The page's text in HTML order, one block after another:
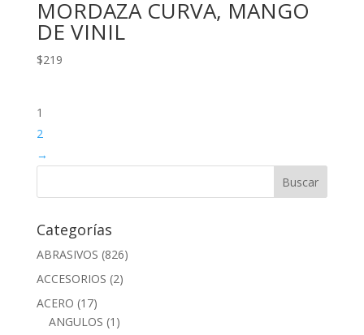
MORDAZA CURVA, MANGO
DE VINIL
$219
1
2
→
Categorías
ABRASIVOS (826)
ACCESORIOS (2)
ACERO (17)
ANGULOS (1)